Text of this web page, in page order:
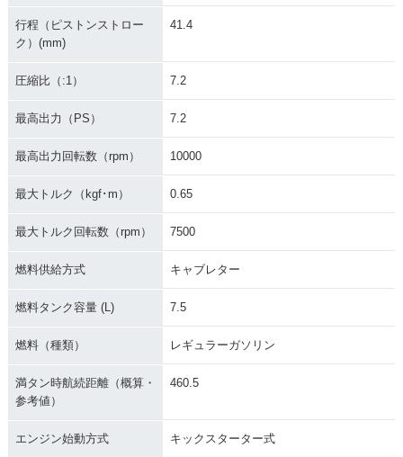
行程（ピストンストロー
ク）(mm)
41.4
圧縮比（:1） 7.2
最高出力（PS） 7.2
最高出力回転数（rpm） 10000
最大トルク（kgf･m） 0.65
最大トルク回転数（rpm） 7500
燃料供給方式 キャブレター
燃料タンク容量 (L) 7.5
燃料（種類） レギュラーガソリン
満タン時航続距離（概算・
参考値）
460.5
エンジン始動方式 キックスターター式